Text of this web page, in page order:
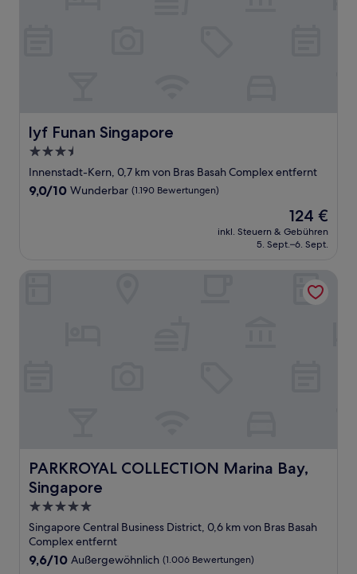
lyf Funan Singapore
lyf Funan Singapore
3.5-
Sterne-
Unterkunft
Innenstadt-Kern, 0,7 km von Bras Basah Complex entfernt
9.0
9,0/10 Wunderbar (1.190 Bewertungen)
Der
Preis
beträgt
124 €
inkl. Steuern & Gebühren
5. Sept.–6. Sept.
PARKROYAL COLLECTION Marina Bay,
Singapore
PARKROYAL COLLECTION Marina Bay, Singapore
5.0-
Sterne-
Unterkunft
Singapore Central Business District, 0,6 km von Bras Basah
Complex entfernt
9.6
9,6/10 Außergewöhnlich (1.006 Bewertungen)